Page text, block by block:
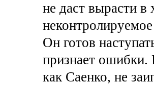
не даст вырасти
Он готов
признает ошибки.
как Саенко, не